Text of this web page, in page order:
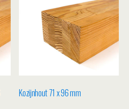
Kozijnhout 71 x 96 mm